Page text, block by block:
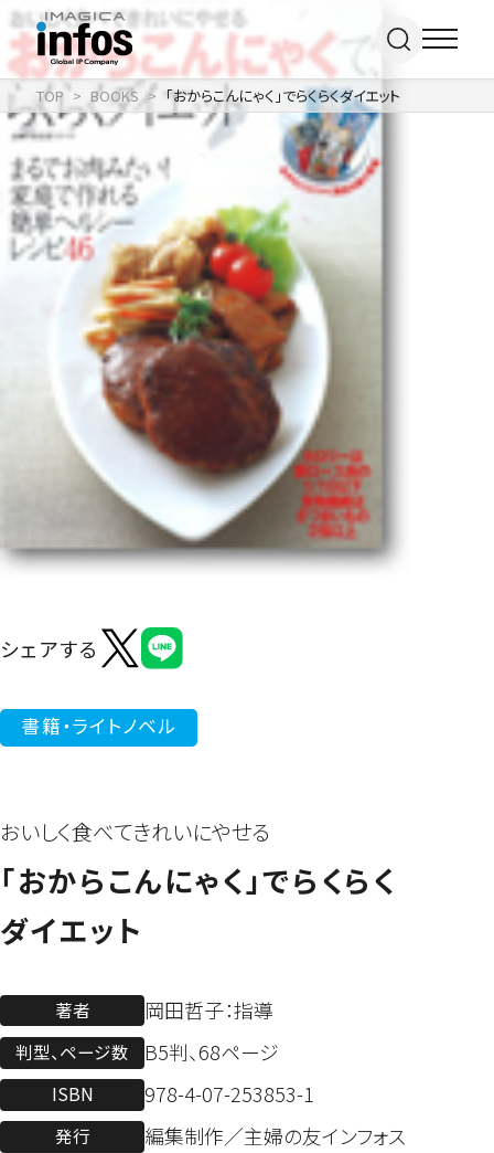
IP / MEDIA
事業紹介 TOP
出版事業
ライトアニメ事業
メディア事業
イベント事業／
配信事業
アパレル事業
COMPANY
会社情報 TOP
企業理念
会社概要
アクセス
沿革
RECRUIT
採用情報 TOP
新卒採用
中途・
アルバイト採用
よくあるご質問
ONLINE SHOP
TOP BOOKS 「おからこんにゃく」でらくらくダイエット
シェアする
書籍・ライトノベル
おいしく食べてきれいにやせる
「おからこんにゃく」でらくらく
ダイエット
著者 岡田哲子：指導
判型、ページ数 B5判、68ページ
ISBN 978-4-07-253853-1
発行 編集制作／主婦の友インフォス